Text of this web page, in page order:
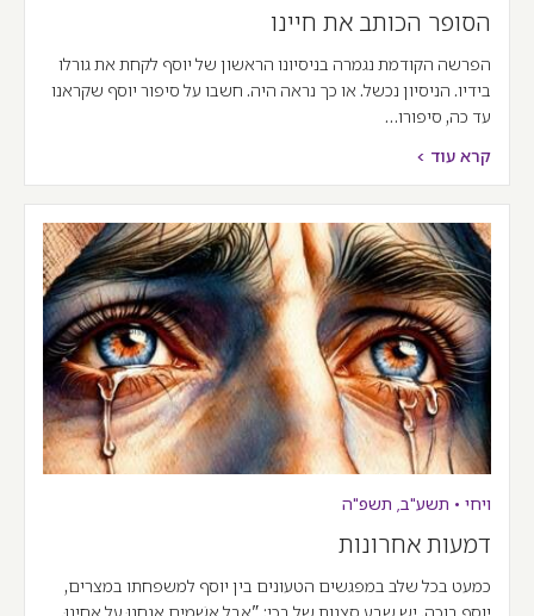
הסופר הכותב את חיינו
הפרשה הקודמת נגמרה בניסיונו הראשון של יוסף לקחת את גורלו
בידיו. הניסיון נכשל. או כך נראה היה. חשבו על סיפור יוסף שקראנו
עד כה, סיפורו…
קרא עוד >
ויחי • תשע"ב, תשפ"ה
דמעות אחרונות
כמעט בכל שלב במפגשים הטעונים בין יוסף למשפחתו במצרים,